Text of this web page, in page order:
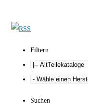
Filtern
Suchen